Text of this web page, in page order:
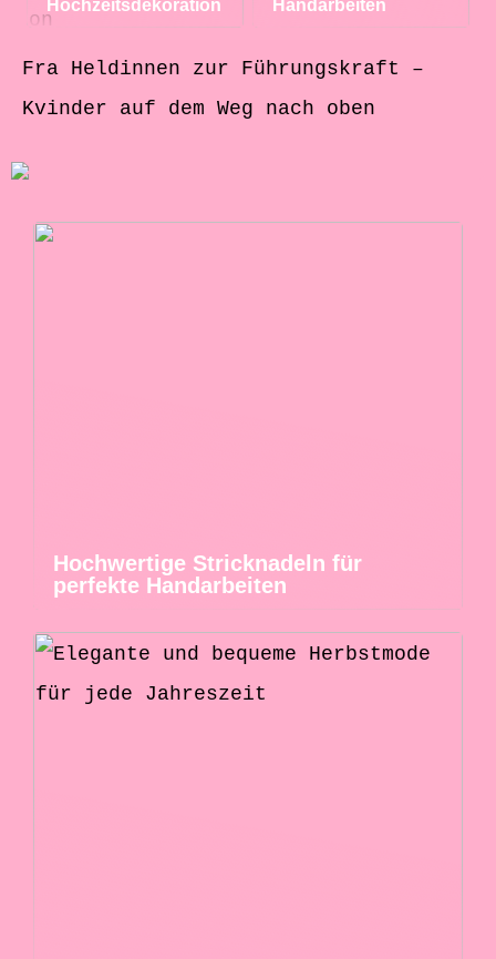
Hochzeitsdekoration
Handarbeiten
Fra Heldinnen zur Führungskraft –
Kvinder auf dem Weg nach oben
Hochwertige Stricknadeln für
perfekte Handarbeiten